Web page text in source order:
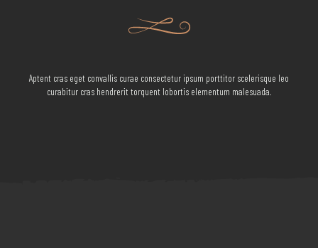
Aptent cras eget convallis curae consectetur ipsum porttitor scelerisque leo
curabitur cras hendrerit torquent lobortis elementum malesuada.